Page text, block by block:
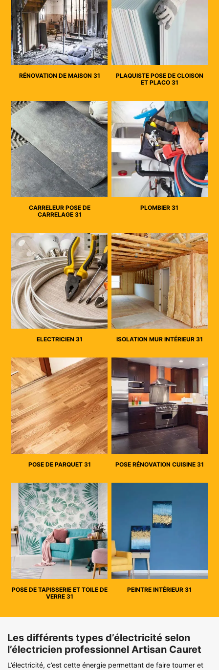
RÉNOVATION DE MAISON 31
PLAQUISTE POSE DE CLOISON
ET PLACO 31
CARRELEUR POSE DE
CARRELAGE 31
PLOMBIER 31
ELECTRICIEN 31 ISOLATION MUR INTÉRIEUR 31
POSE DE PARQUET 31 POSE RÉNOVATION CUISINE 31
POSE DE TAPISSERIE ET TOILE DE
VERRE 31
PEINTRE INTÉRIEUR 31
Les différents types d’électricité selon
l’électricien professionnel Artisan Cauret
L’électricité, c’est cette énergie permettant de faire tourner et